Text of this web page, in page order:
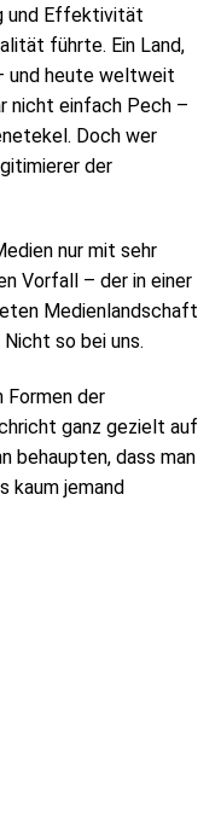
und Effektivität
führte. Ein Land,
und heute weltweit
nicht einfach Pech –
Doch wer
der
nur mit sehr
Vorfall – der in einer
Medienlandschaft
so bei uns.
Formen der
ganz gezielt auf
behaupten, dass man
kaum jemand